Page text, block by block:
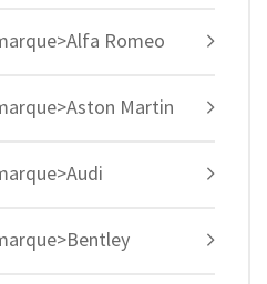
Romeo
Martin